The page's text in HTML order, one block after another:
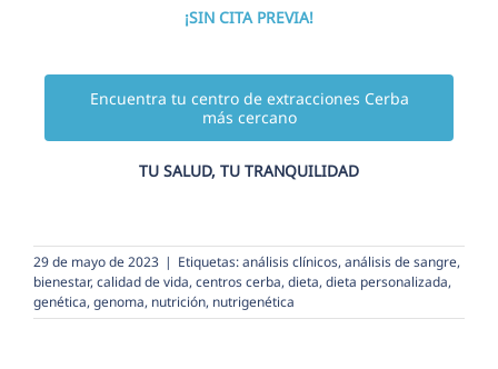
¡SIN CITA PREVIA!
Encuentra tu centro de extracciones Cerba
más cercano
TU SALUD, TU TRANQUILIDAD
29 de mayo de 2023 | Etiquetas:análisis clínicos, análisis de sangre,
bienestar, calidad de vida, centros cerba, dieta, dieta personalizada,
genética, genoma, nutrición, nutrigenética